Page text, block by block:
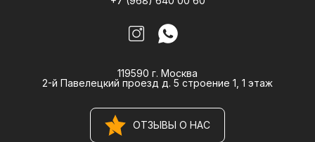
119590 г. Москва
2-й Павелецкий проезд д. 5 строение 1, 1 этаж
ОТЗЫВЫ О НАС